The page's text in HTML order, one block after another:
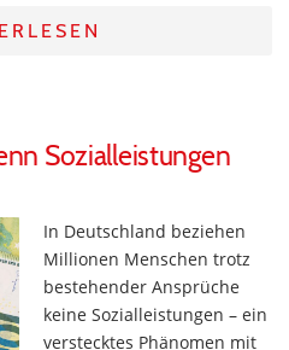
Sozialleistungen
In Deutschland beziehen
Millionen Menschen trotz
bestehender Ansprüche
keine Sozialleistungen – ein
verstecktes Phänomen mit